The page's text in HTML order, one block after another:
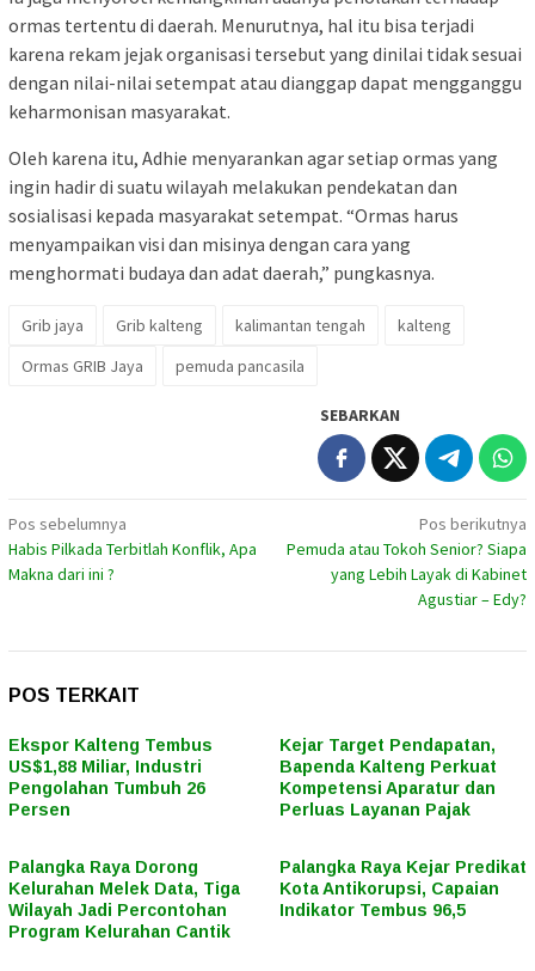
ormas tertentu di daerah. Menurutnya, hal itu bisa terjadi
karena rekam jejak organisasi tersebut yang dinilai tidak sesuai
dengan nilai-nilai setempat atau dianggap dapat mengganggu
keharmonisan masyarakat.
Oleh karena itu, Adhie menyarankan agar setiap ormas yang
ingin hadir di suatu wilayah melakukan pendekatan dan
sosialisasi kepada masyarakat setempat. “Ormas harus
menyampaikan visi dan misinya dengan cara yang
menghormati budaya dan adat daerah,” pungkasnya.
Grib jaya Grib kalteng kalimantan tengah
kalteng
Ormas GRIB Jaya
pemuda pancasila
SEBARKAN
Navigasi
pos
Pos sebelumnya
Habis Pilkada Terbitlah Konflik, Apa
Makna dari ini ?
Pos berikutnya
Pemuda atau Tokoh Senior? Siapa
yang Lebih Layak di Kabinet
Agustiar – Edy?
POS TERKAIT
Ekspor Kalteng Tembus
US$1,88 Miliar, Industri
Pengolahan Tumbuh 26
Persen
Kejar Target Pendapatan,
Bapenda Kalteng Perkuat
Kompetensi Aparatur dan
Perluas Layanan Pajak
Palangka Raya Dorong
Kelurahan Melek Data, Tiga
Wilayah Jadi Percontohan
Program Kelurahan Cantik
Palangka Raya Kejar Predikat
Kota Antikorupsi, Capaian
Indikator Tembus 96,5